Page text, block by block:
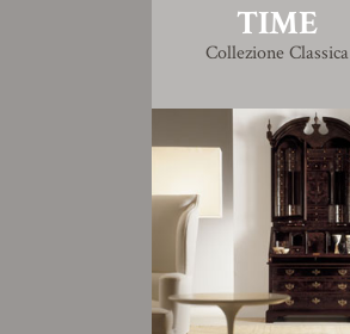
TIME
Collezione Classica